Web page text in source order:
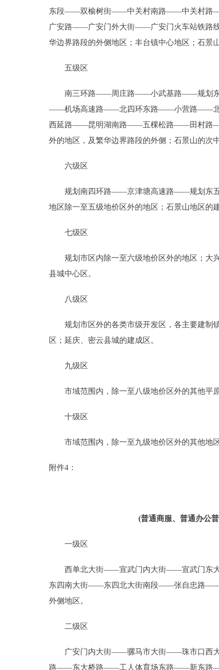
东段――双榆树街――中关村南路――中关村
广安路――广安门外大街――广安门火车站铁路
华边界路段的外侧地区；丰台镇中心地区；石景
五级区
南三环路――周庄路――小武基路――规划东
――机场高速路――北四环东路――小营路――
西延路――昆明湖南路――五棵松路――田村路
外的地区，及繁华边界路段的外侧；石景山的次
六级区
规划南四环路――京津塘高速路――规划东五
地区除一至五级地价区外的地区；石景山地区的
七级区
规划市区内除一至六级地价区外的地区；大兴
县城中心区。
八级区
规划市区外的各类市级开发区，各主要建制镇
区；延庆、密云县城的建成区。
九级区
市域范围内，除一至八级地价区外的其他平
十级区
市域范围内，除一至九级地价区外的其他地
附件4：
(普通商服、普通办公
一级区
西单北大街――宣武门内大街――宣武门东
东四南大街――东四北大街南段――张自忠路
外侧地区。
二级区
广安门内大街――骡马市大街――珠市口西
路――东大桥路――工人体育场东路――新东